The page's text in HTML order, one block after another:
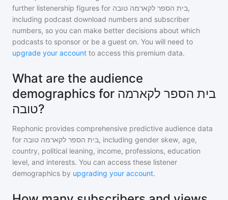
further listenership figures for בית הספר לקארמה טובה,
including podcast download numbers and subscriber
numbers, so you can make better decisions about which
podcasts to sponsor or be a guest on. You will need to
upgrade your account to access this premium data.
What are the audience
demographics for בית הספר לקארמה
טובה?
Rephonic provides comprehensive predictive audience data
for בית הספר לקארמה טובה, including gender skew, age,
country, political leaning, income, professions, education
level, and interests. You can access these listener
demographics by upgrading your account.